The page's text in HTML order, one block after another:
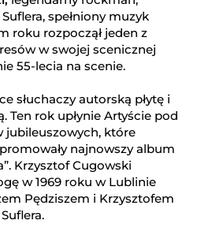
spełniony muzyk
roku rozpoczął jeden z
w swojej scenicznej
55-lecia na scenie.
słuchaczy autorską płytę i
Ten rok upłynie Artyście pod
jubileuszowych, które
najnowszy album
Krzysztof Cugowski
w 1969 roku w Lublinie
Pędziszem i Krzysztofem